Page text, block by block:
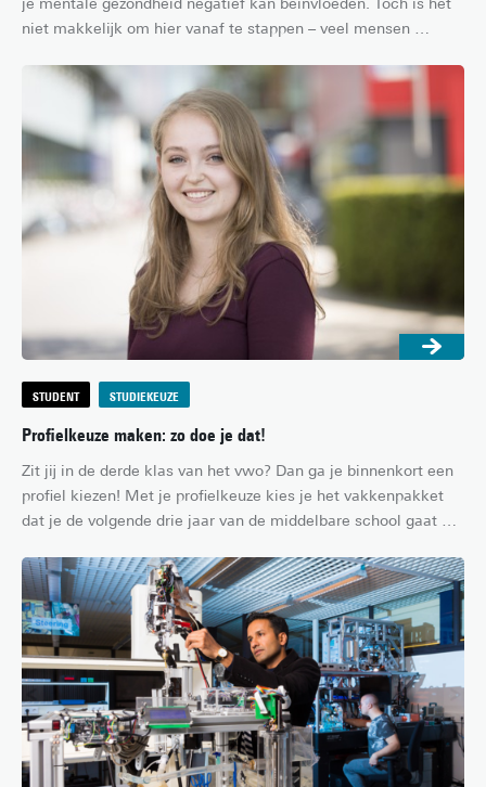
niet makkelijk om hier vanaf te stappen – veel mensen
schermen, met alle gevolgen van dien. Daarom besloot
student Creative Technology Nina met haar projectgroep een
interactieve installatie te maken om mensen te laten
nadenken over hun schermtijd en geluk. In dit artikel vertelt ze
alles over dit project en het belang ervan in onze digitale
STUDENT STUDIEKEUZE
Profielkeuze maken: zo doe je dat!
Zit jij in de derde klas van het vwo? Dan ga je binnenkort een
profiel kiezen! Met je profielkeuze kies je het vakkenpakket
dat je de volgende drie jaar van de middelbare school gaat
gaan na je vwo. Het is dus belangrijk om je goed in je
profielkeuze te verdiepen. Hier vind je alle informatie die je
nodig hebt om jouw keuze te maken!